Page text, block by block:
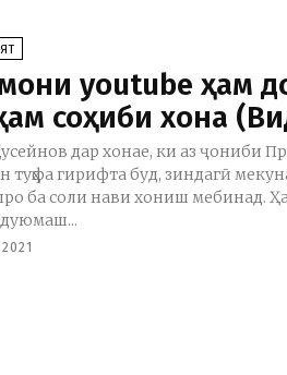
youtube ҳам
соҳиби хона
дар хонае, ки аз ҷониби
туҳфа гирифта буд, зиндагӣ
ба соли нави хониш мебинад.